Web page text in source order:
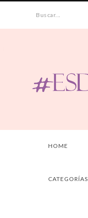
Buscar...
HOME
CATEGORÍAS